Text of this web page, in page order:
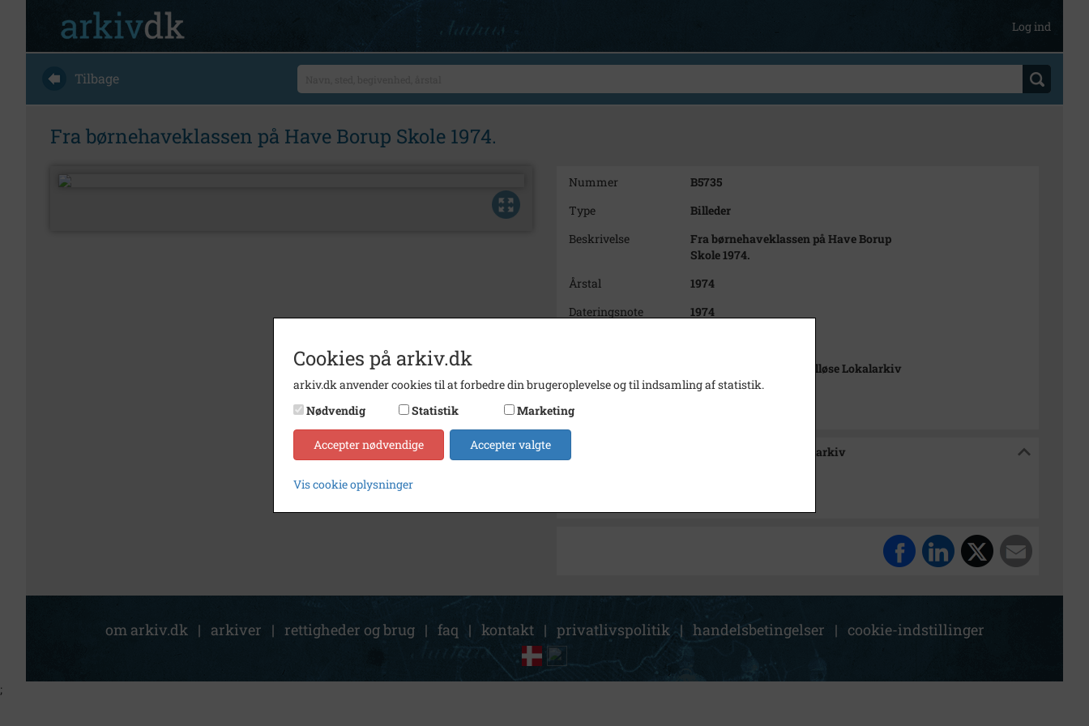
Log ind
Tilbage
Fra børnehaveklassen på Have Borup Skole 1974.
Nummer
B5735
Type
Billeder
Beskrivelse
Fra børnehaveklassen på Have Borup
Skole 1974.
Årstal
1974
Dateringsnote
1974
Holbæk-Arkiverne / Tølløse Lokalarkiv
Søg videre i Holbæk-Arkiverne / Tølløse Lokalarkiv
om arkiv.dk | arkiver | rettigheder og brug | faq | kontakt | privatlivspolitik | handelsbetingelser | cookie-indstillinger
Cookies på arkiv.dk
arkiv.dk anvender cookies til at forbedre din brugeroplevelse og til indsamling af statistik.
Nødvendig
Statistik Marketing
Accepter nødvendige Accepter valgte
Vis cookie oplysninger
;